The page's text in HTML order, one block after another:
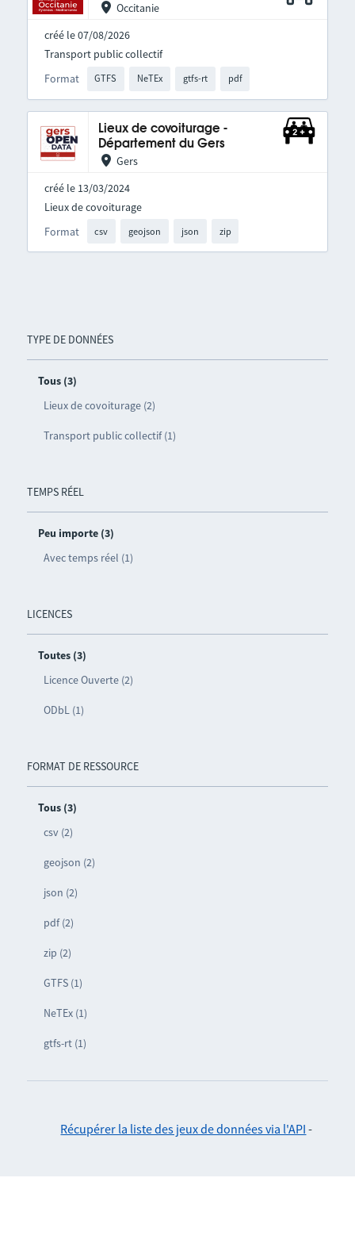
TYPE DE DONNÉES
Tous (3)
Lieux de covoiturage (2)
Transport public collectif (1)
TEMPS RÉEL
Peu importe (3)
Avec temps réel (1)
LICENCES
Toutes (3)
Licence Ouverte (2)
ODbL (1)
FORMAT DE RESSOURCE
Tous (3)
csv (2)
geojson (2)
json (2)
pdf (2)
zip (2)
GTFS (1)
NeTEx (1)
gtfs-rt (1)
Occitanie
créé le 07/08/2026
Format GTFS NeTEx gtfs-rt pdf
Transport public collectif
Lieux de covoiturage -
Département du Gers
Gers
créé le 13/03/2024
Format csv geojson json zip
Lieux de covoiturage
Récupérer la liste des jeux de données via l'API -